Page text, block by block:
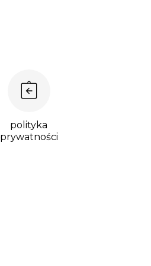
polityka
prywatności